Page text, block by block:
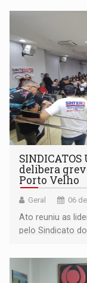
delibera
Porto Velho
Geral 06
Ato reuniu as
pelo Sindicato